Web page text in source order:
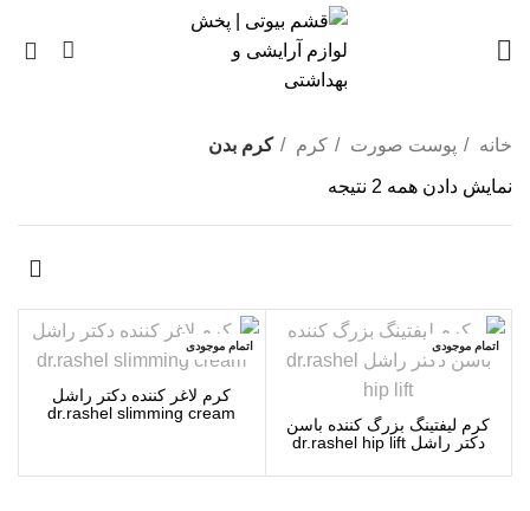
خانه پوست صورت کرم کرم بدن
نمایش دادن همه 2 نتیجه
اتمام موجودی
کرم لیفتینگ بزرگ کننده باسن
دکتر راشل dr.rashel hip lift
اتمام موجودی
کرم لاغر کننده دکتر راشل
dr.rashel slimming cream